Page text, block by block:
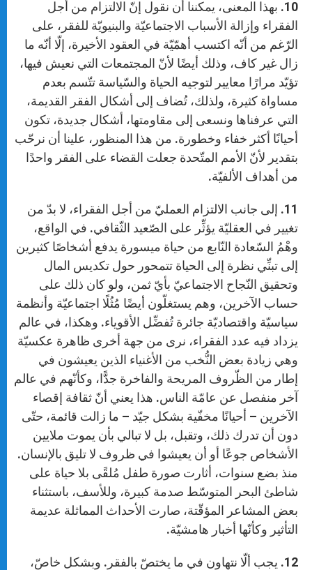
10. بهذا المعنى، يمكننا أن نقول إنّ الالتزام من أجل
الفقراء وإزالة الأسباب الاجتماعيّة والبنيويّة للفقر، على
الرّغم من أنّه اكتسب أهمّيّة في العقود الأخيرة، إلّا أنّه ما
زال غير كاف، وذلك أيضًا لأنّ المجتمعات التي نعيش فيها،
تؤيّد مرارًا معايير لتوجيه الحياة والسّياسة تتّسم بعدم
مساواة كثيرة، ولذلك، تُضاف إلى أشكال الفقر القديمة،
التي عرفناها ونسعى إلى مقاومتها، أشكال جديدة، تكون
أحيانًا أكثر خفاء وخطورة. من هذا المنظور، علينا أن نرحّب
بتقدير لأنّ الأمم المتّحدة جعلت القضاء على الفقر واحدًا
من أهداف الألفيّة.
11. إلى جانب الالتزام العمليّ من أجل الفقراء، لا بدّ من
تغيير في العقليّة يؤثِّر على الصّعيد الثّقافي. في الواقع،
وهْمُ السّعادة النّابع من حياة ميسورة يدفع أشخاصًا كثيرين
إلى تبنِّي نظرة إلى الحياة تتمحور حول تكديس المال
وتحقيق النّجاح الاجتماعيّ بأيّ ثمن، ولو كان ذلك على
حساب الآخرين، وهم يستغلّون أيضًا مُثُلًا اجتماعيّة وأنظمة
سياسيّة واقتصاديّة جائرة تُفضِّل الأقوياء. وهكذا، في عالم
يزداد فيه عدد الفقراء، نرى من جهة أخرى ظاهرة عكسيّة
وهي زيادة بعض النُّخب من الأغنياء الذين يعيشون في
إطار من الظّروف المريحة والفاخرة جدًّا، وكأنّهم في عالم
آخر منفصل عن عامّة الناس. هذا يعني أنّ ثقافة إقصاء
الآخرين – أحيانًا مخفّية بشكل جيّد – ما زالت قائمة، حتّى
دون أن تدرك ذلك، وتقبل، بل لا تبالي بأن يموت ملايين
الأشخاص جوعًا أو أن يعيشوا في ظروف لا تليق بالإنسان.
منذ بضع سنوات، أثارت صورة طفل مُلقًى بلا حياة على
شاطئ البحر المتوسّط صدمة كبيرة، وللأسف، باستثناء
بعض المشاعر المؤقّتة، صارت الأحداث المماثلة عديمة
التأثير وكأنّها أخبار هامشيّة.
12. يجب ألّا نتهاون في ما يختصّ بالفقر. وبشكل خاصّ،